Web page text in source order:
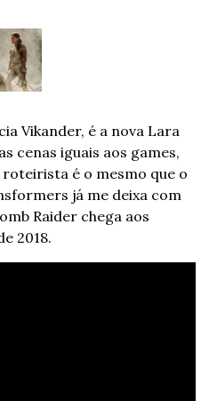
Vikander, é a nova Lara
cenas iguais aos games,
é o mesmo que o
já me deixa com
Raider chega aos
2018.